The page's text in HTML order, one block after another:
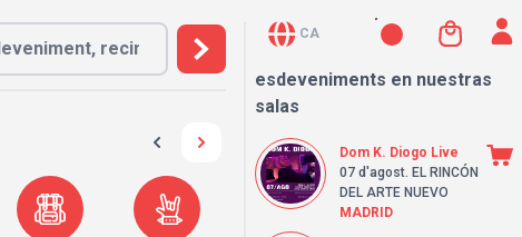
CA
esdeveniments en nuestras
salas
Dom K. Diogo Live
07 d'agost. EL RINCÓN
DEL ARTE NUEVO
MADRID